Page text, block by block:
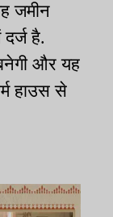
जमीन
है.
बनेगी और यह
हाउस से